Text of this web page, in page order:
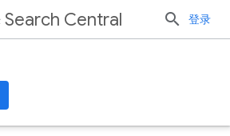
Search Central 登录